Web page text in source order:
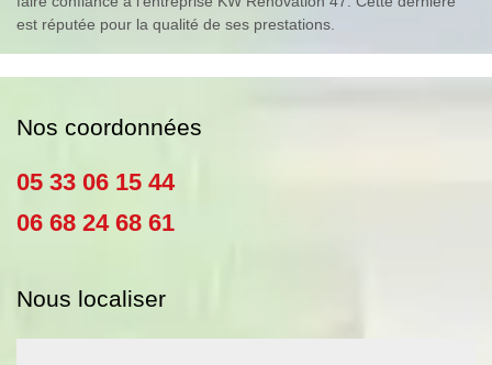
est réputée pour la qualité de ses prestations.
Nos coordonnées
05 33 06 15 44
06 68 24 68 61
Nous localiser